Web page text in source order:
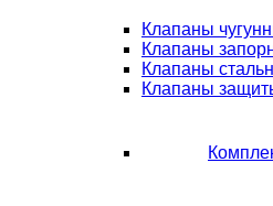
Клапаны
Клапаны
Клапаны
Клапаны